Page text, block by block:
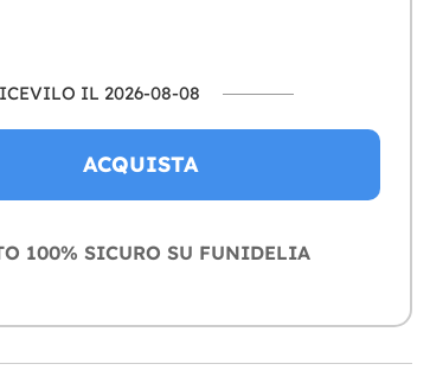
IL 2026-08-08
ACQUISTA
100% SICURO SU FUNIDELIA